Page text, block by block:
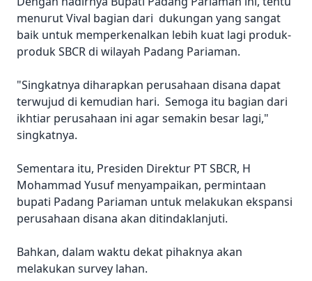
menurut Vival bagian dari dukungan yang sangat
baik untuk memperkenalkan lebih kuat lagi produk-
produk SBCR di wilayah Padang Pariaman.
"Singkatnya diharapkan perusahaan disana dapat
terwujud di kemudian hari. Semoga itu bagian dari
ikhtiar perusahaan ini agar semakin besar lagi,"
singkatnya.
Sementara itu, Presiden Direktur PT SBCR, H
Mohammad Yusuf menyampaikan, permintaan
bupati Padang Pariaman untuk melakukan ekspansi
perusahaan disana akan ditindaklanjuti.
Bahkan, dalam waktu dekat pihaknya akan
melakukan survey lahan.